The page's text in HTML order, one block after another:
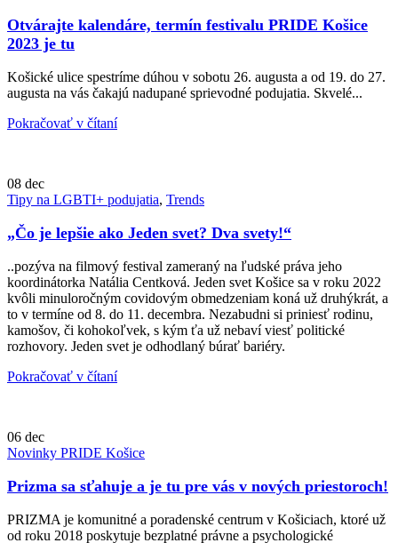
Otvárajte kalendáre, termín festivalu PRIDE Košice
2023 je tu
Košické ulice spestríme dúhou v sobotu 26. augusta a od 19. do 27.
augusta na vás čakajú nadupané sprievodné podujatia. Skvelé...
Pokračovať v čítaní
08 dec
Tipy na LGBTI+ podujatia, Trends
„Čo je lepšie ako Jeden svet? Dva svety!“
..pozýva na filmový festival zameraný na ľudské práva jeho
koordinátorka Natália Centková. Jeden svet Košice sa v roku 2022
kvôli minuloročným covidovým obmedzeniam koná už druhýkrát, a
to v termíne od 8. do 11. decembra. Nezabudni si priniesť rodinu,
kamošov, či kohokoľvek, s kým ťa už nebaví viesť politické
rozhovory. Jeden svet je odhodlaný búrať bariéry.
Pokračovať v čítaní
06 dec
Novinky PRIDE Košice
Prizma sa sťahuje a je tu pre vás v nových priestoroch!
PRIZMA je komunitné a poradenské centrum v Košiciach, ktoré už
od roku 2018 poskytuje bezplatné právne a psychologické